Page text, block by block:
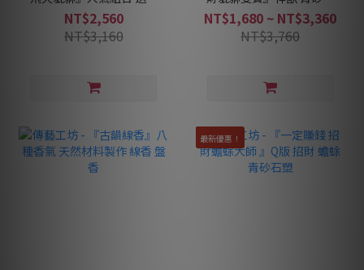
元寶 青砂石 茶寵 招財 武
財神 擺飾
NT$2,560
NT$3,160
NT$1,680 ~ NT$3,360
NT$3,760
最新優惠！